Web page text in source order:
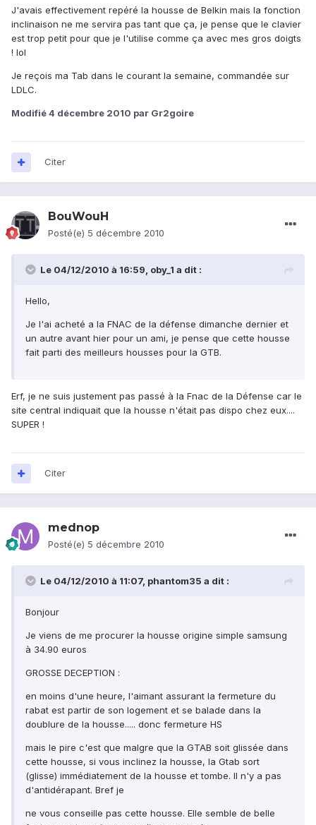
J'avais effectivement repéré la housse de Belkin mais la fonction
inclinaison ne me servira pas tant que ça, je pense que le clavier
est trop petit pour que je l'utilise comme ça avec mes gros doigts
! lol
Je reçois ma Tab dans le courant la semaine, commandée sur
LDLC.
Modifié4 décembre 2010 par Gr2goire
Citer
BouWouH
Posté(e) 5 décembre 2010
Le 04/12/2010 à 16:59, oby_1 a dit :
Hello,
Je l'ai acheté a la FNAC de la défense dimanche dernier et
un autre avant hier pour un ami, je pense que cette housse
fait parti des meilleurs housses pour la GTB.
Erf, je ne suis justement pas passé à la Fnac de la Défense car le
site central indiquait que la housse n'était pas dispo chez eux....
SUPER !
Citer
mednop
Posté(e) 5 décembre 2010
Le 04/12/2010 à 11:07, phantom35 a dit :
Bonjour
Je viens de me procurer la housse origine simple samsung
à 34.90 euros
GROSSE DECEPTION :
en moins d'une heure, l'aimant assurant la fermeture du
rabat est partir de son logement et se balade dans la
doublure de la housse..... donc fermeture HS
mais le pire c'est que malgre que la GTAB soit glissée dans
cette housse, si vous inclinez la housse, la Gtab sort
(glisse) immédiatement de la housse et tombe. Il n'y a pas
d'antidérapant. Bref je
ne vous conseille pas cette housse. Elle semble de belle